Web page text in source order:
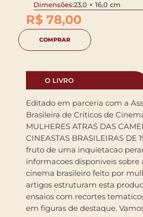
Dimensões:23,0 × 16,0 cm
R$ 78,00
COMPRAR
O LIVRO
Editado em parceria com a
Brasileira de Criticos de
MULHERES ATRAS DAS
CINEASTAS BRASILEIRAS DE
fruto de uma inquietacao
informacoes disponiveis sobre
cinema brasileiro feito por
artigos estruturam esta
ensaios com recortes
em figuras de destaque.